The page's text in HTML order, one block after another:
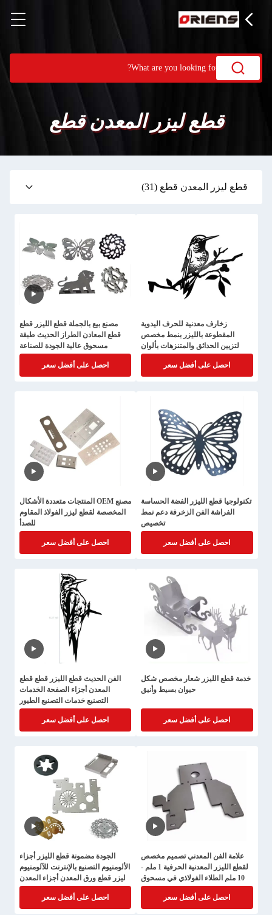
قطع ليزر المعدن قطع
قطع ليزر المعدن قطع (31)
زخارف معدنية للحرف اليدوية
المقطوعة بالليزر بنمط مخصص
لتزيين الحدائق والمتنزهات بألوان
مخصصة
احصل على أفضل سعر
مصنع بيع بالجملة قطع الليزر قطع
قطع المعادن الطراز الحديث طبقة
مسحوق عالية الجودة للصناعة
احصل على أفضل سعر
تكنولوجيا قطع الليزر الفضة الحساسة
الفراشة الفن الزخرفة دعم نمط
تخصيص
احصل على أفضل سعر
مصنع OEM المنتجات متعددة الأشكال
المخصصة لقطع ليزر الفولاذ المقاوم
للصدأ
احصل على أفضل سعر
خدمة قطع الليزر شعار مخصص شكل
حيوان بسيط وأنيق
احصل على أفضل سعر
الفن الحديث قطع الليزر قطع قطع
المعدن أجزاء الصفحة الخدمات
التصنيع خدمات التصنيع الطيور
احصل على أفضل سعر
علامة الفن المعدني تصميم مخصص
لقطع الليزر المعدنية الحرفية 1 ملم -
10 ملم الطلاء الفولاذي في مسحوق
احصل على أفضل سعر
الجودة مضمونة قطع الليزر أجزاء
الألومنيوم التصنيع بالإنترنت للآلومنيوم
ليزر قطع ورق المعدن أجزاء المعدن
احصل على أفضل سعر